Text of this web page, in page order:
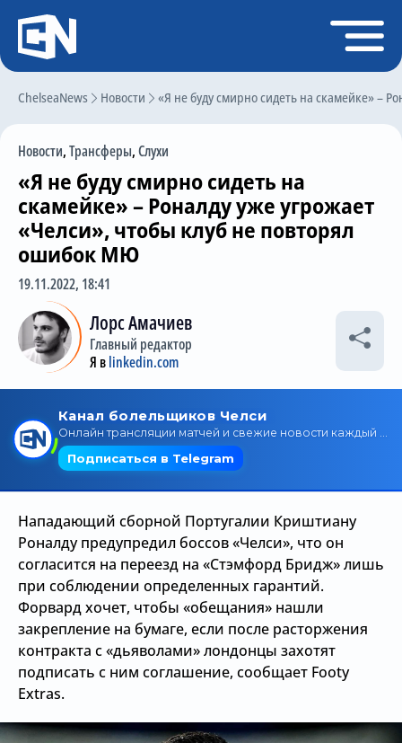
ChelseaNews Новости «Я не буду смирно сидеть на скамейке» –
Новости,Трансферы,Слухи
«Я не буду смирно сидеть на
скамейке» – Роналду уже угрожает
«Челси», чтобы клуб не повторял
ошибок МЮ
19.11.2022, 18:41
Лорс Амачиев
Главный редактор
Я вlinkedin.com
Нападающий сборной Португалии Криштиану
Роналду предупредил боссов «Челси», что он
согласится на переезд на «Стэмфорд Бридж» лишь
при соблюдении определенных гарантий.
Форвард хочет, чтобы «обещания» нашли
закрепление на бумаге, если после расторжения
контракта с «дьяволами» лондонцы захотят
подписать с ним соглашение, сообщает Footy
Extras.
Регистрация
Главная
Чат
Трансферы
Слухи
История Челси
Статистика
Календарь игр
Состав команды
Трансляции
Контакты